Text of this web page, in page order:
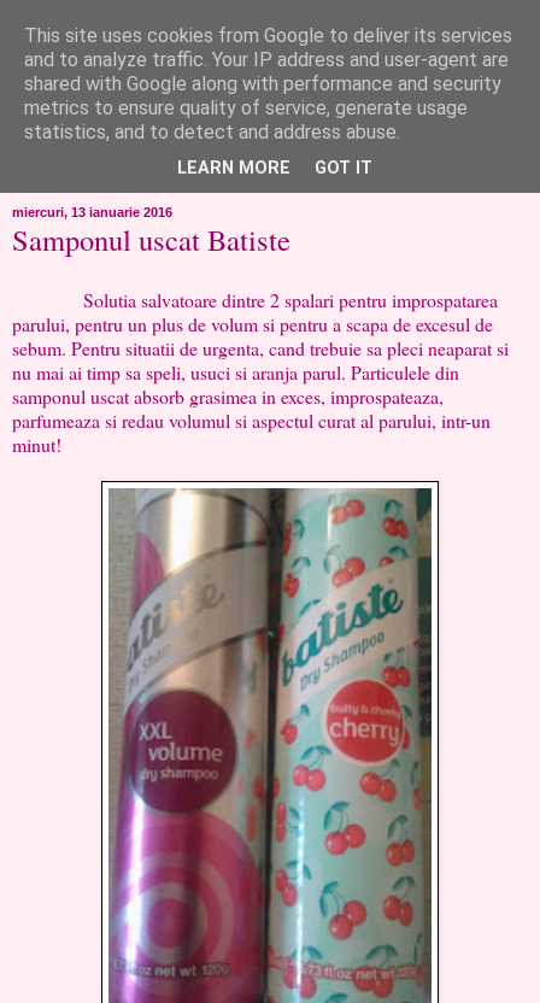
like ?...or not!
..de toate!!!!!..alandala...cum imi trec prin minte..si cum am
chef..incercate pe pielea mea..
miercuri, 13 ianuarie 2016
Samponul uscat Batiste
Solutia salvatoare dintre 2 spalari pentru improspatarea
parului, pentru un plus de volum si pentru a scapa de excesul de
sebum. Pentru situatii de urgenta, cand trebuie sa pleci neaparat si
nu mai ai timp sa speli, usuci si aranja parul. Particulele din
samponul uscat absorb grasimea in exces, improspateaza,
parfumeaza si redau volumul si aspectul curat al parului, intr-un
minut!
This site uses cookies from Google to deliver its services
and to analyze traffic. Your IP address and user-agent are
shared with Google along with performance and security
metrics to ensure quality of service, generate usage
statistics, and to detect and address abuse.
LEARN MORE GOT IT